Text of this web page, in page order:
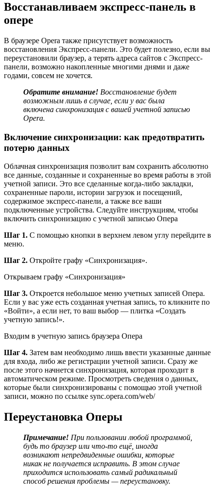
Восстанавливаем экспресс-панель в
опере
В браузере Opera также присутствует возможность
восстановления Экспресс-панели. Это будет полезно, если вы
переустановили браузер, а терять адреса сайтов с Экспресс-
панели, возможно накопленные многими днями и даже
годами, совсем не хочется.
Обратите внимание! Восстановление будет
возможным лишь в случае, если у вас была
включена синхронизация с вашей учетной записью
Opera.
Включение синхронизации: как предотвратить
потерю данных
Облачная синхронизация позволит вам сохранить абсолютно
все данные, созданные и сохраненные во время работы в этой
учетной записи. Это все сделанные когда-либо закладки,
сохраненные пароли, истории загрузок и посещений,
содержимое экспресс-панели, а также все ваши
подключенные устройства. Следуйте инструкциям, чтобы
включить синхронизацию с учетной записью Опера
Шаг 1. С помощью кнопки в верхнем левом углу перейдите в
меню.
Шаг 2. Откройте графу «Синхронизация».
Открываем графу «Синхронизация»
Шаг 3. Откроется небольшое меню учетных записей Опера.
Если у вас уже есть созданная учетная запись, то кликните по
«Войти», а если нет, то ваш выбор — плитка «Создать
учетную запись!».
Входим в учетную запись браузера Опера
Шаг 4. Затем вам необходимо лишь ввести указанные данные
для входа, либо же регистрации учетной записи. Сразу же
после этого начнется синхронизация, которая проходит в
автоматическом режиме. Просмотреть сведения о данных,
которые были синхронизированы с помощью этой учетной
записи, можно по ссылке sync.opera.com/web/
Переустановка Оперы
Примечание! При пользовании любой программой,
будь то браузер или что-то ещё, иногда
возникают непредвиденные ошибки, которые
никак не получается исправить. В этом случае
приходится использовать самый радикальный
способ решения проблемы — переустановку.